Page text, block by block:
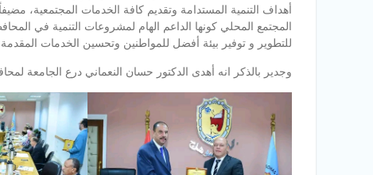
أهداف التنمية المستدامة وتقديم كافة الخدمات المجتمعية،
المجتمع المحلي كونها الداعم الهام لمشروعات التنمية في
للتطوير و توفير بيئة أفضل للمواطنين وتحسين الخدمات المقدمة
وجدير بالذكر انه أهدى الدكتور حسان النعماني درع الجامعة